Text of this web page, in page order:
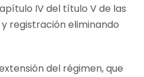
IV del título V de las
y registración eliminando
del régimen, que